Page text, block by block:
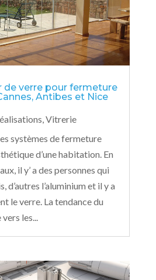
de verre pour fermeture
Antibes et Nice
Vitrerie
systèmes de fermeture
d’une habitation. En
il y’ a des personnes qui
d’autres l’aluminium et il y a
le verre. La tendance du
les...